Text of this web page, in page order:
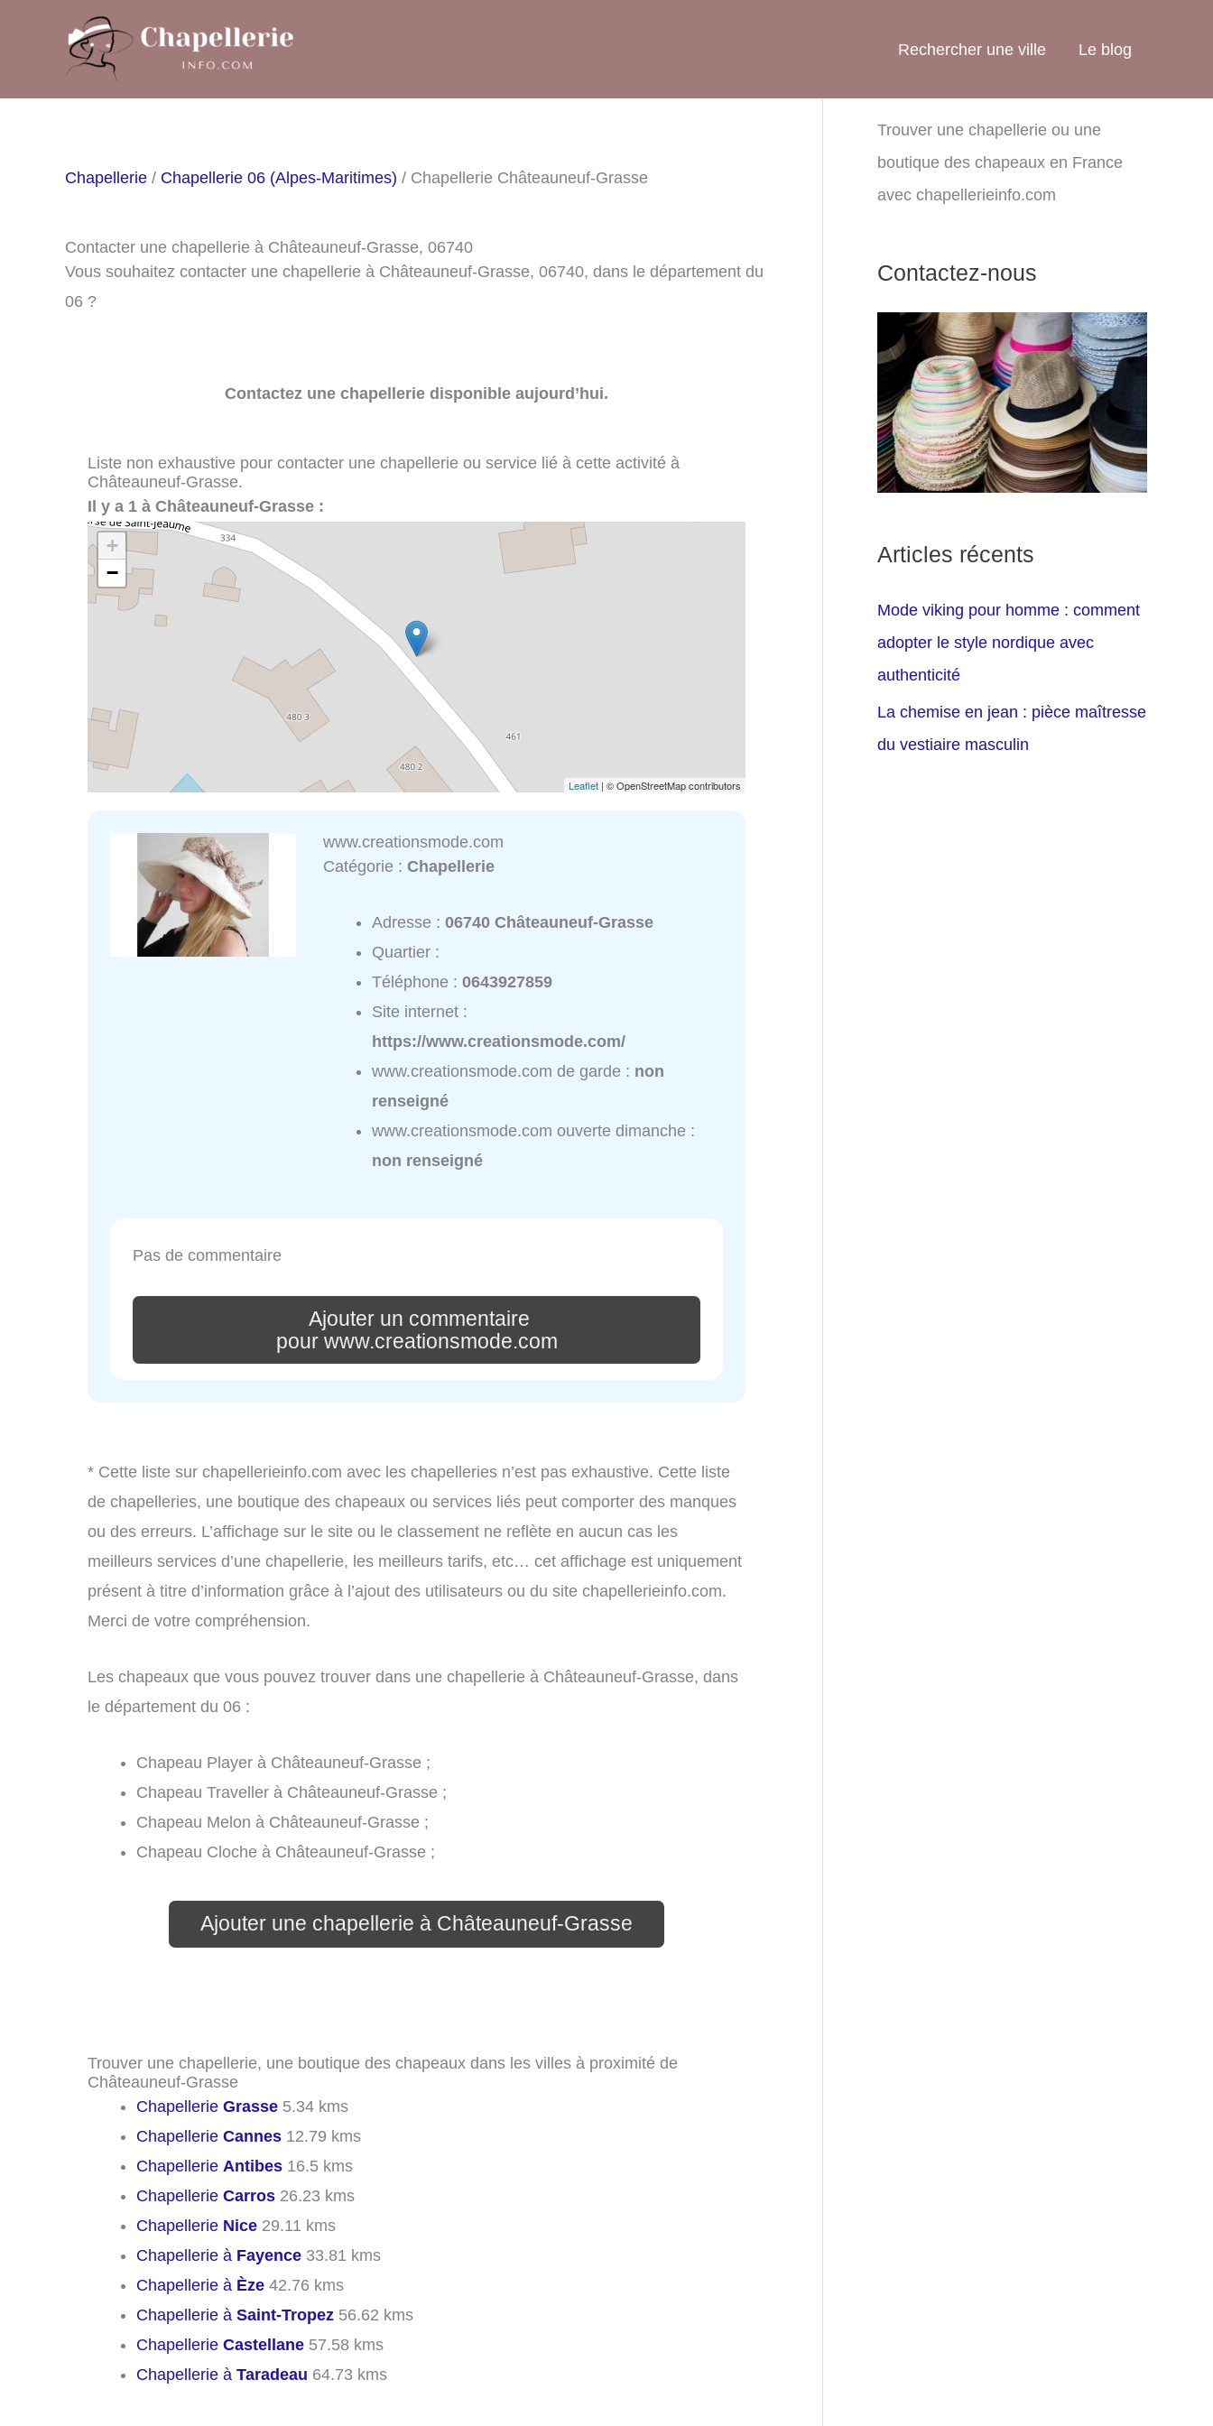
Rechercher une ville Le blog
Chapellerie / Chapellerie 06 (Alpes-Maritimes) / Chapellerie Châteauneuf-Grasse
Contacter une chapellerie à Châteauneuf-Grasse, 06740
Vous souhaitez contacter une chapellerie à Châteauneuf-Grasse, 06740, dans le département du
06 ?
Contactez une chapellerie disponible aujourd’hui.
Liste non exhaustive pour contacter une chapellerie ou service lié à cette activité à
Châteauneuf-Grasse.
Il y a 1 à Châteauneuf-Grasse :
+
−
Leaflet | © OpenStreetMap contributors
www.creationsmode.com
Catégorie :Chapellerie
Adresse :06740 Châteauneuf-Grasse
Quartier :
Téléphone :0643927859
Site internet :
https://www.creationsmode.com/
www.creationsmode.com de garde : non
renseigné
www.creationsmode.com ouverte dimanche :
non renseigné
Pas de commentaire
Ajouter un commentaire
pour www.creationsmode.com
* Cette liste sur chapellerieinfo.com avec les chapelleries n’est pas exhaustive. Cette liste
de chapelleries, une boutique des chapeaux ou services liés peut comporter des manques
ou des erreurs. L’affichage sur le site ou le classement ne reflète en aucun cas les
meilleurs services d’une chapellerie, les meilleurs tarifs, etc… cet affichage est uniquement
présent à titre d’information grâce à l’ajout des utilisateurs ou du site chapellerieinfo.com.
Merci de votre compréhension.
Les chapeaux que vous pouvez trouver dans une chapellerie à Châteauneuf-Grasse, dans
le département du 06 :
Chapeau Player à Châteauneuf-Grasse ;
Chapeau Traveller à Châteauneuf-Grasse ;
Chapeau Melon à Châteauneuf-Grasse ;
Chapeau Cloche à Châteauneuf-Grasse ;
Ajouter une chapellerie à Châteauneuf-Grasse
Trouver une chapellerie, une boutique des chapeaux dans les villes à proximité de
Châteauneuf-Grasse
Chapellerie Grasse 5.34 kms
Chapellerie Cannes 12.79 kms
Chapellerie Antibes 16.5 kms
Chapellerie Carros 26.23 kms
Chapellerie Nice 29.11 kms
Chapellerie à Fayence 33.81 kms
Chapellerie à Èze 42.76 kms
Chapellerie à Saint-Tropez 56.62 kms
Chapellerie Castellane 57.58 kms
Chapellerie à Taradeau 64.73 kms
Trouver une chapellerie ou une
boutique des chapeaux en France
avec chapellerieinfo.com
Contactez-nous
Articles récents
Mode viking pour homme : comment
adopter le style nordique avec
authenticité
La chemise en jean : pièce maîtresse
du vestiaire masculin